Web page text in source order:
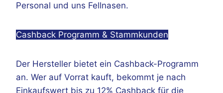
Personal und uns Fellnasen.
Cashback Programm & Stammkunden
Der Hersteller bietet ein Cashback-Programm
an. Wer auf Vorrat kauft, bekommt je nach
Einkaufswert bis zu 12% Cashback für die